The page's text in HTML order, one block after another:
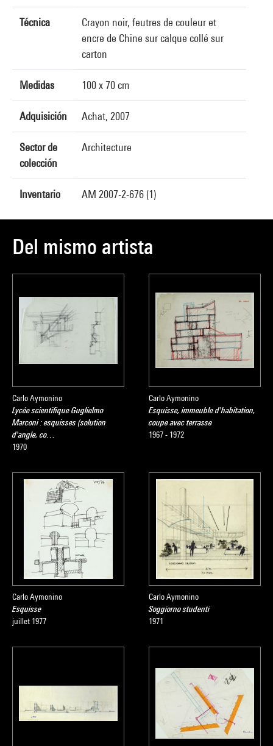
Técnica
Crayon noir, feutres de couleur et
encre de Chine sur calque collé sur
carton
Medidas 100 x 70 cm
Adquisición Achat, 2007
Sector de
colección
Architecture
Inventario AM 2007-2-676 (1)
Del mismo artista
Carlo Aymonino
Lycée scientifique Guglielmo
Marconi : esquisses (solution
d'angle, co…
1970
Carlo Aymonino
Esquisse, immeuble d'habitation,
coupe avec terrasse
1967 - 1972
Carlo Aymonino
Esquisse
juillet 1977
Carlo Aymonino
Soggiorno studenti
1971